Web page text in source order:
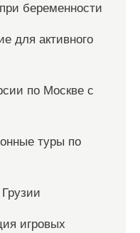
беременности
для активного
по Москве с
туры по
игровых